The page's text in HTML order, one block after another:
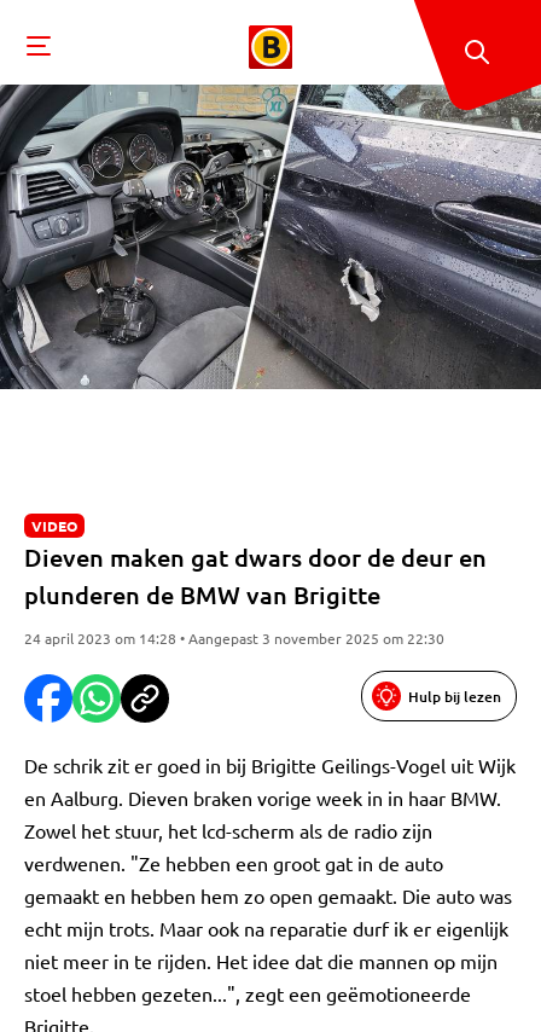
VIDEO
Dieven maken gat dwars door de deur en
plunderen de BMW van Brigitte
24 april 2023 om 14:28 • Aangepast 3 november 2025 om 22:30
Hulp bij lezen
De schrik zit er goed in bij Brigitte Geilings-Vogel uit Wijk
en Aalburg. Dieven braken vorige week in in haar BMW.
Zowel het stuur, het lcd-scherm als de radio zijn
verdwenen. "Ze hebben een groot gat in de auto
gemaakt en hebben hem zo open gemaakt. Die auto was
echt mijn trots. Maar ook na reparatie durf ik er eigenlijk
niet meer in te rijden. Het idee dat die mannen op mijn
stoel hebben gezeten...", zegt een geëmotioneerde
Brigitte.